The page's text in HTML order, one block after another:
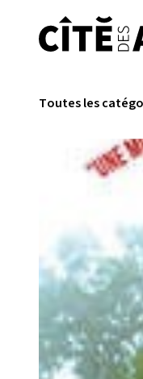
Toutes les